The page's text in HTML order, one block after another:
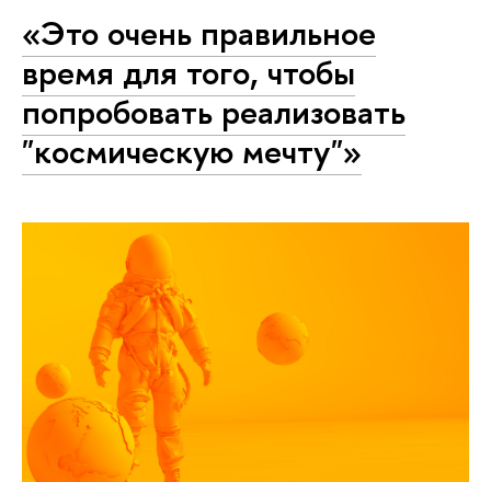
«Это очень правильное
время для того, чтобы
попробовать реализовать
"космическую мечту"»